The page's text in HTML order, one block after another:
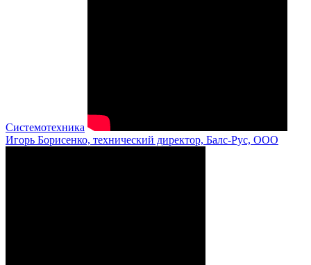
Системотехника
Игорь Борисенко, технический директор, Балс-Рус, ООО